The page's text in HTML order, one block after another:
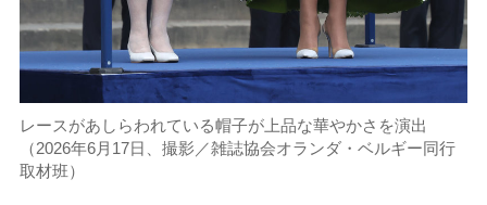
レースがあしらわれている帽子が上品な華やかさを演出
（2026年6月17日、撮影／雑誌協会オランダ・ベルギー同行
取材班）